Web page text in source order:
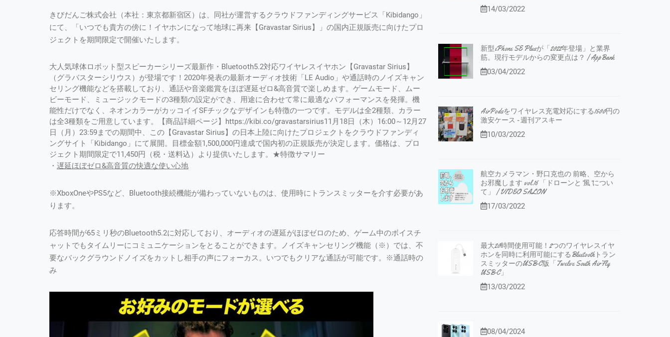
きびだんご株式会社（本社：東京都新宿区）は、同社が運営するクラウドファンディングサービス「Kibidango」
にて、「いつでも貴方の傍に！イヤホンになって地球に再来【Gravastar Sirius】」の国内正規販売に向けたプロ
ジェクトを期間限定で開催いたします。
大人気球体ロボット型スピーカーシリーズ最新作・Bluetooth5.2対応ワイヤレスイヤホン【Gravastar Sirius】
（グラバスターシリウス）が登場です！2020年発表の最新オーディオ技術「LE Audio」や通話時のノイズキャン
セリング機能などを搭載しており、通話や音楽鑑賞をほぼ遅延ゼロ&高音質で楽しめます。ゲームモード、ムー
ビーモード、ミュージックモードの3種類の設定ができ、用途に合わせて常に最適なパフォーマンスを発揮。機
能性だけでなく、ネオンカラーがカッコイイSFチックなデザインも特徴の一つです。モデルは全2種類、カラー
は全3種類をご用意しています。【商品詳細ページ】https://kibi.co/gravastarsirius11月18日（木）16:00～12月27
日（月）23:59までの期間中、この【Gravastar Sirius】の日本上陸に向けたプロジェクトをクラウドファンディ
ングサイト「Kibidango」にて展開。目標金額1,500,000円達成で国内初の正規販売が決定します。価格は、プロ
ジェクト期間限定で11,450円（税・送料込）より提供いたします。★特徴サマリー
・ 遅延ほぼゼロ&高音質の快適な使い心地
※XboxOneやPS5など、Bluetooth接続機能が備わっていないものは、使用時にトランスミッターを介す必要があ
ります。
応答時間が65ミリ秒のBluetooth5.2に対応しており、オーディオの遅延がほぼゼロのため、ゲーム中のボイスチ
ャットでもタイムリーにコミュニケーションをとることができます。ノイズキャンセリング機能（※）では、不
要なバックグラウンドノイズをカットし相手の声にフォーカス。いつでもクリアな通話が可能です。※通話時の
み
14/03/2022
新型iPhone SE Plusが「2022年登場」と業界
筋。現行モデルからの変更点は？ | AppBank
03/04/2022
AirPodsをワイヤレス充電対応にする1500円の
激安ケース - 週刊アスキー
10/03/2022
航空カメラマン・野口克也の 前略、空から
お邪魔します vol.16 「ドローンと”風”につい
て」 | VIDEO SALON
17/03/2022
最大20時間使用可能！2つのワイヤレスイヤ
ホンを同時に利用可能にするBluetoothトラン
スミッターのUSB-C版「Twelve South AirFly
USB-C」
13/03/2022
08/04/2024